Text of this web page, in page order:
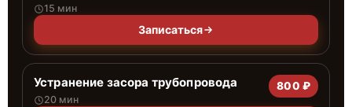
15 мин
Записаться
Устранение засора трубопровода
20 мин
800 ₽